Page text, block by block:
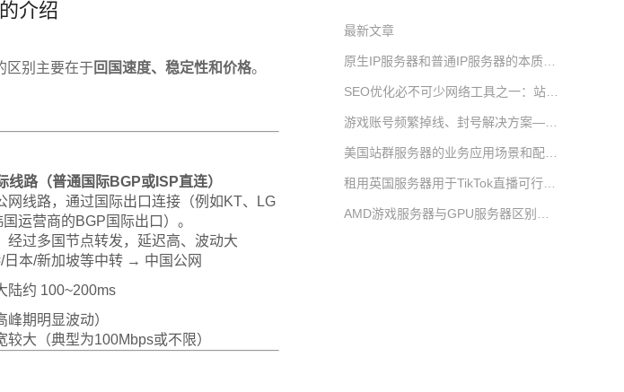
介绍
区别主要在于 回国速度、稳定性和价格。
线路（普通国际BGP或ISP直连）
网线路，通过国际出口连接（例如KT、LG
运营商的BGP国际出口）。
经过多国节点转发，延迟高、波动大
本/新加坡等中转 → 中国公网
陆约 100~200ms
峰期明显波动）
较大（典型为100Mbps或不限）
最新文章